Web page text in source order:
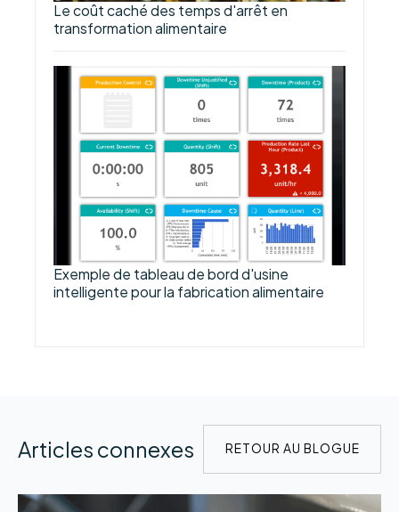
Le coût caché des temps d'arrêt en
transformation alimentaire
Exemple de tableau de bord d'usine
intelligente pour la fabrication alimentaire
Articles connexes RETOUR AU BLOGUE